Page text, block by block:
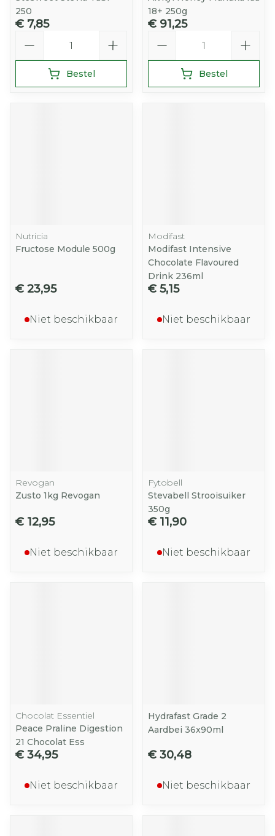
250
€ 7,85
Bestel
18+ 250g
€ 91,25
Bestel
Nutricia
Fructose Module 500g
€ 23,95
Niet beschikbaar
Modifast
Modifast Intensive
Chocolate Flavoured
Drink 236ml
€ 5,15
Niet beschikbaar
Revogan
Zusto 1kg Revogan
€ 12,95
Niet beschikbaar
Fytobell
Stevabell Strooisuiker
350g
€ 11,90
Niet beschikbaar
Chocolat Essentiel
Peace Praline Digestion
21 Chocolat Ess
€ 34,95
Niet beschikbaar
Hydrafast Grade 2
Aardbei 36x90ml
€ 30,48
Niet beschikbaar